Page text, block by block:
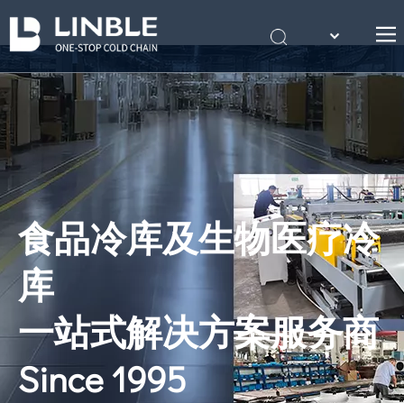
首页
关于我们
产品
案例
冷库知识
联系我们
English
Português
食品冷库及生物医疗冷
库
一站式解决方案服务商
Since 1995